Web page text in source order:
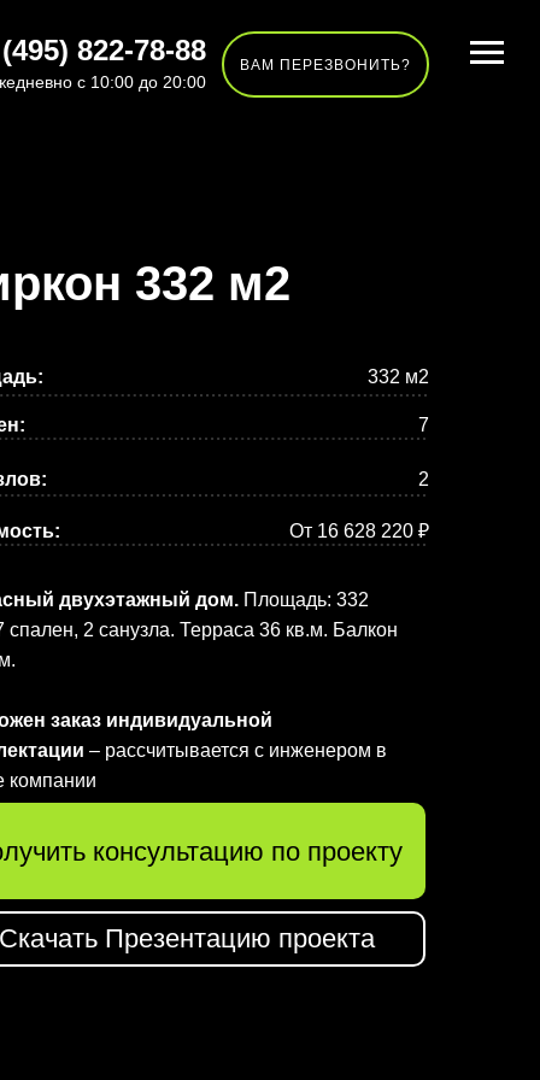
822-78-88
с 10:00 до 20:00
ВАМ ПЕРЕЗВОНИТЬ?
332 м2
332 м2
7
двухэтажный дом. Площадь: 332
спален, 2 санузла. Терраса 36 кв.м. Балкон
заказ индивидуальной
– рассчитывается с инженером в
компании
2
От 16 628 220 ₽
консультацию по проекту
Скачать Презентацию проекта